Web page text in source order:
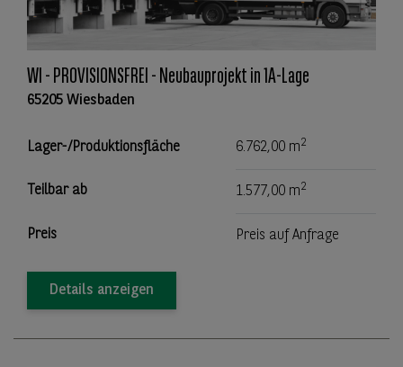
WI - PROVISIONSFREI - Neubauprojekt in 1A-Lage
65205 Wiesbaden
Lager-/Produktionsfläche 6.762,00 m2
Teilbar ab 1.577,00 m2
Preis Preis auf Anfrage
Details anzeigen